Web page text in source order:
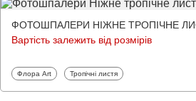
ФОТОШПАЛЕРИ НІЖНЕ ТРОПІЧНЕ
Вартість залежить від розмірів
Фотошпалери
Флора Art Фотошпалери
Тропічні листя